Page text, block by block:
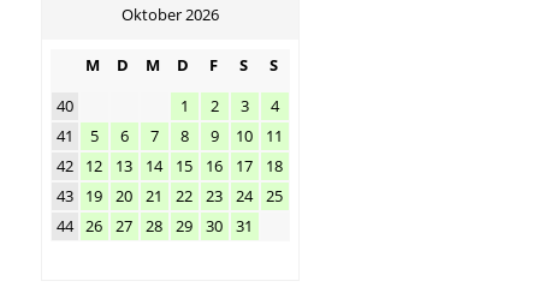
Oktober 2026
M D M D F S
S
40
1 2 3
4
41
5 6 7 8 9 10
11
42
12 13 14 15 16 17
18
43
19 20 21 22 23 24
25
44 26 27 28 29 30 31